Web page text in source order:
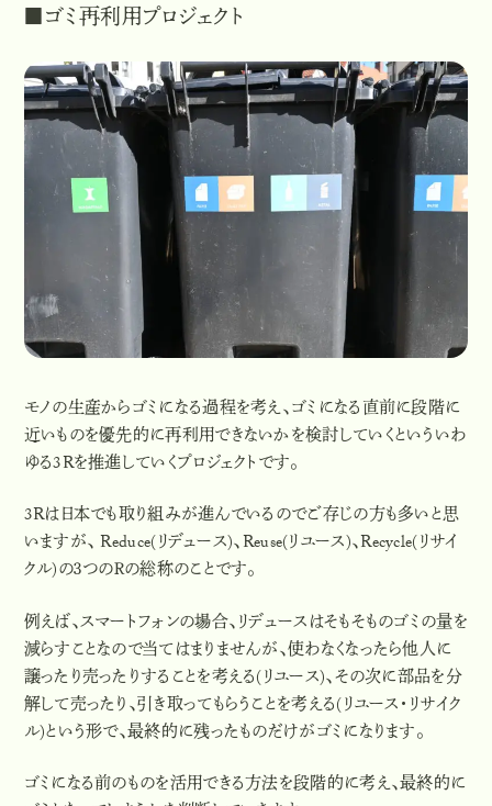
■ゴミ再利用プロジェクト
モノの生産からゴミになる過程を考え、ゴミになる直前に段階に
近いものを優先的に再利用できないかを検討していくといういわ
ゆる3Rを推進していくプロジェクトです。
3Rは日本でも取り組みが進んでいるのでご存じの方も多いと思
いますが、 Reduce(リデュース)、Reuse(リユース)、Recycle(リサイ
クル)の３つのＲの総称のことです。
例えば、スマートフォンの場合、リデュースはそもそものゴミの量を
減らすことなので当てはまりませんが、使わなくなったら他人に
譲ったり売ったりすることを考える(リユース)、その次に部品を分
解して売ったり、引き取ってもらうことを考える(リユース・リサイク
ル)という形で、最終的に残ったものだけがゴミになります。
ゴミになる前のものを活用できる方法を段階的に考え、最終的に